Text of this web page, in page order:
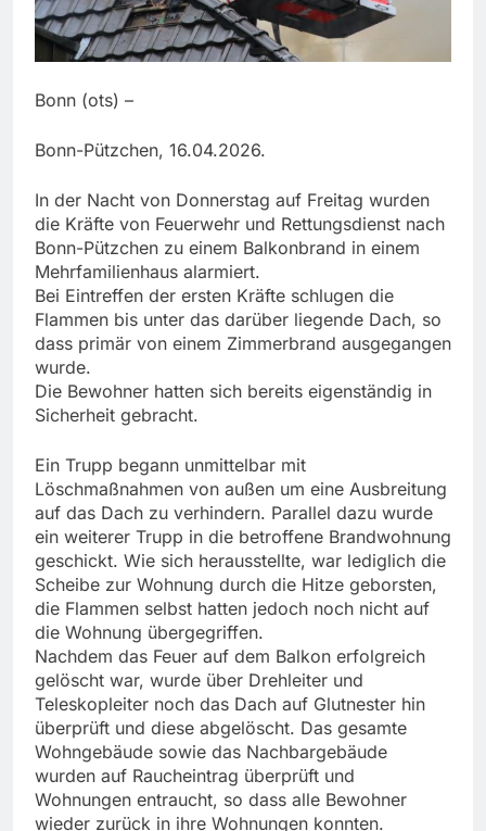
Bonn (ots) –
Bonn-Pützchen, 16.04.2026.
In der Nacht von Donnerstag auf Freitag wurden
die Kräfte von Feuerwehr und Rettungsdienst nach
Bonn-Pützchen zu einem Balkonbrand in einem
Mehrfamilienhaus alarmiert.
Bei Eintreffen der ersten Kräfte schlugen die
Flammen bis unter das darüber liegende Dach, so
dass primär von einem Zimmerbrand ausgegangen
wurde.
Die Bewohner hatten sich bereits eigenständig in
Sicherheit gebracht.
Ein Trupp begann unmittelbar mit
Löschmaßnahmen von außen um eine Ausbreitung
auf das Dach zu verhindern. Parallel dazu wurde
ein weiterer Trupp in die betroffene Brandwohnung
geschickt. Wie sich herausstellte, war lediglich die
Scheibe zur Wohnung durch die Hitze geborsten,
die Flammen selbst hatten jedoch noch nicht auf
die Wohnung übergegriffen.
Nachdem das Feuer auf dem Balkon erfolgreich
gelöscht war, wurde über Drehleiter und
Teleskopleiter noch das Dach auf Glutnester hin
überprüft und diese abgelöscht. Das gesamte
Wohngebäude sowie das Nachbargebäude
wurden auf Raucheintrag überprüft und
Wohnungen entraucht, so dass alle Bewohner
wieder zurück in ihre Wohnungen konnten.